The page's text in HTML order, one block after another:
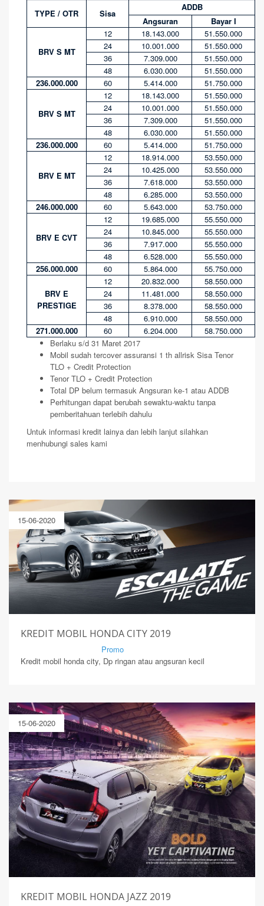
TYPE / OTR Sisa
ADDB
Angsuran
Bayar I
BRV S MT
12 18.143.000
51.550.000
24
10.001.000
51.550.000
36
7.309.000
51.550.000
48
6.030.000
51.550.000
236.000.000
60 5.414.000 51.750.000
BRV S MT
12 18.143.000
51.550.000
24
10.001.000
51.550.000
36
7.309.000
51.550.000
48
6.030.000
51.550.000
236.000.000
60 5.414.000 51.750.000
BRV E MT
12 18.914.000
53.550.000
24
10.425.000
53.550.000
36
7.618.000
53.550.000
48
6.285.000
53.550.000
246.000.000
60 5.643.000 53.750.000
BRV E CVT
12 19.685.000
55.550.000
24
10.845.000
55.550.000
36
7.917.000
55.550.000
48
6.528.000
55.550.000
256.000.000
60 5.864.000 55.750.000
BRV E
PRESTIGE
12 20.832.000
58.550.000
24
11.481.000
58.550.000
36
8.378.000
58.550.000
48
6.910.000
58.550.000
271.000.000
60 6.204.000
58.750.000
Berlaku s/d 31 Maret 2017
Mobil sudah tercover assuransi 1 th allrisk Sisa Tenor
TLO + Credit Protection
Tenor TLO + Credit Protection
Total DP belum termasuk Angsuran ke-1 atau ADDB
Perhitungan dapat berubah sewaktu-waktu tanpa
pemberitahuan terlebih dahulu
Untuk informasi kredit lainya dan lebih lanjut silahkan
menhubungi sales kami
15-06-2020
KREDIT MOBIL HONDA CITY 2019
Promo
Kredit mobil honda city, Dp ringan atau angsuran kecil
15-06-2020
KREDIT MOBIL HONDA JAZZ 2019